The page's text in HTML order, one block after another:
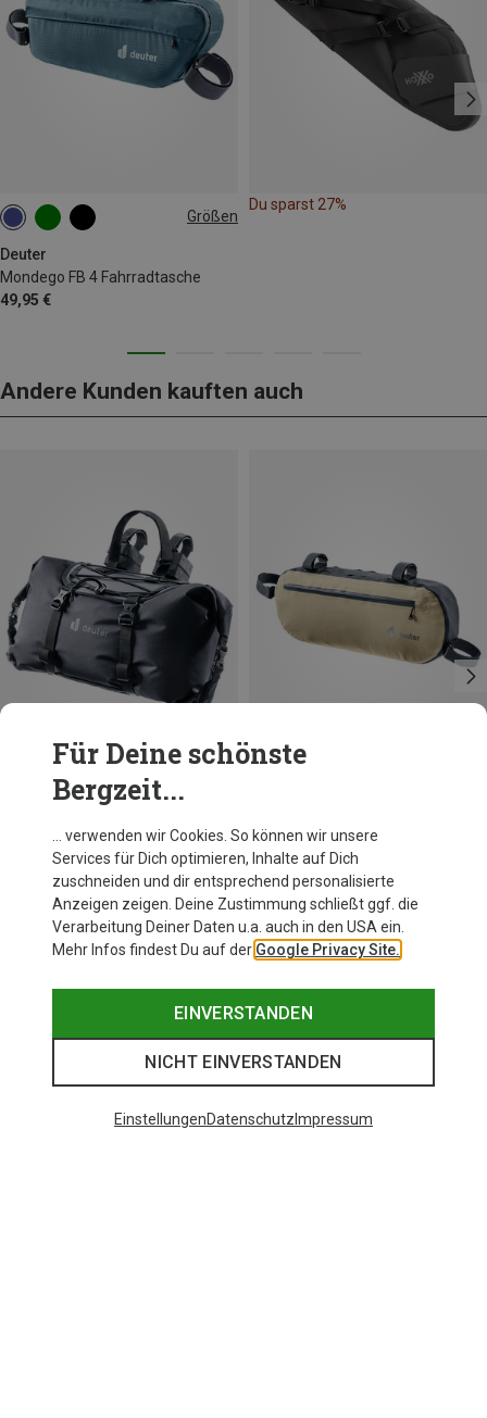
Größen
Deuter
Mondego FB 4 Fahrradtasche
49,95 €
4L
Du sparst 27%
Andere Kunden kauften auch
Cabezon HB 14 Fahrradtasche
101,80 €
Für Deine schönste
Bergzeit...
… verwenden wir Cookies. So können wir unsere
Services für Dich optimieren, Inhalte auf Dich
zuschneiden und dir entsprechend personalisierte
Anzeigen zeigen. Deine Zustimmung schließt ggf. die
Verarbeitung Deiner Daten u.a. auch in den USA ein.
Mehr Infos findest Du auf der Google Privacy Site.
EINVERSTANDEN
NICHT EINVERSTANDEN
EinstellungenDatenschutz Impressum